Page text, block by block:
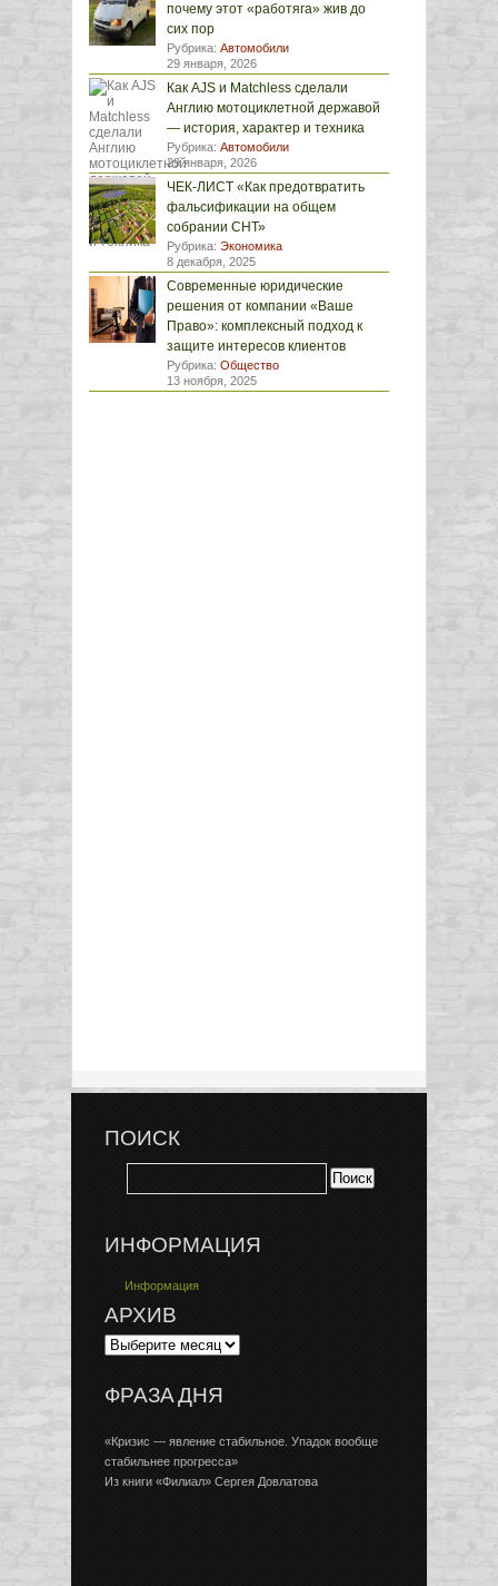
почему этот «работяга» жив до
сих пор
Рубрика: Автомобили
29 января, 2026
Как AJS и Matchless сделали
Англию мотоциклетной державой
— история, характер и техника
Рубрика: Автомобили
29 января, 2026
ЧЕК-ЛИСТ «Как предотвратить
фальсификации на общем
собрании СНТ»
Рубрика: Экономика
8 декабря, 2025
Современные юридические
решения от компании «Ваше
Право»: комплексный подход к
защите интересов клиентов
Рубрика: Общество
13 ноября, 2025
ПОИСК
ИНФОРМАЦИЯ
Информация
АРХИВ
ФРАЗА ДНЯ
«Кризис — явление стабильное. Упадок вообще
стабильнее прогресса»
Из книги «Филиал» Сергея Довлатова